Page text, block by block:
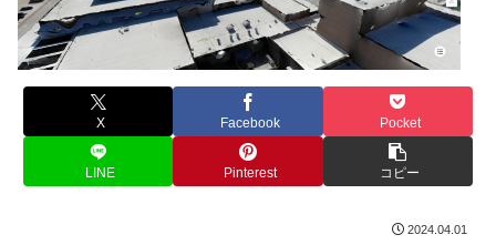
X Facebook Pocket
LINE Pinterest コピー
2024.04.01